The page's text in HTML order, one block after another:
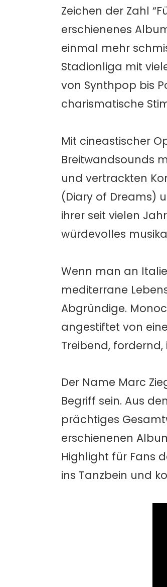
Zeichen der Zahl
erschienenes
einmal mehr
Stadionliga mit
von Synthpop bis
charismatische
Mit cineastischer
Breitwandsounds
und vertrackten
(Diary of Dreams)
ihrer seit vielen
würdevolles
Wenn man an
mediterrane
Abgründige.
angestiftet von
Treibend, fordernd,
Der Name Marc
Begriff sein. Aus
prächtiges
erschienenen
Highlight für Fans
ins Tanzbein und